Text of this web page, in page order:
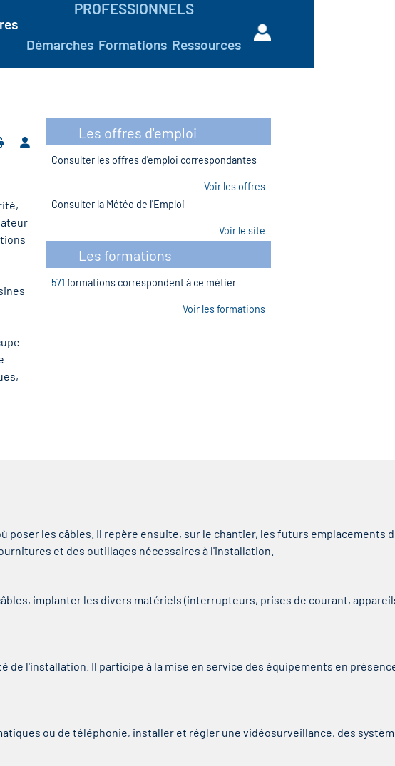
PROFESSIONNELS
Démarches Formations Ressources
les câbles. Il repère ensuite, sur le chantier, les futurs emplacements
et des outillages nécessaires à l'installation.
implanter les divers matériels (interrupteurs, prises de courant,
l'installation. Il participe à la mise en service des équipements en
ou de téléphonie, installer et régler une vidéosurveillance, des
Les offres d'emploi
Consulter les offres d'emploi correspondantes
Voir les offres
Consulter la Météo de l'Emploi
Voir le site
Les formations
571 formations correspondent à ce métier
Voir les formations